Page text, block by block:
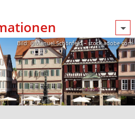
Bild: @Manuel Schönfeld – stock.adobe.com